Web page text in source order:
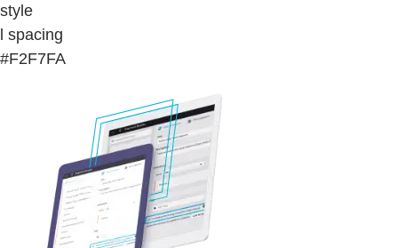
style
l spacing
#F2F7FA